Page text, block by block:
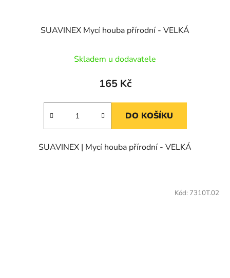
SUAVINEX Mycí houba přírodní - VELKÁ
Skladem u dodavatele
165 Kč
DO KOŠÍKU
SUAVINEX | Mycí houba přírodní - VELKÁ
Kód: 7310T.02